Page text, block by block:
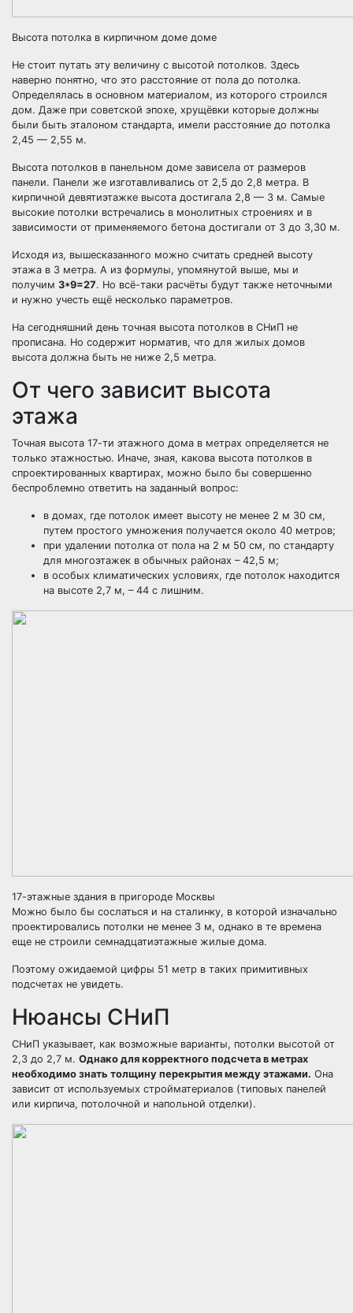
Высота потолка в кирпичном доме доме
Не стоит путать эту величину с высотой потолков. Здесь
наверно понятно, что это расстояние от пола до потолка.
Определялась в основном материалом, из которого строился
дом. Даже при советской эпохе, хрущёвки которые должны
были быть эталоном стандарта, имели расстояние до потолка
2,45 — 2,55 м.
Высота потолков в панельном доме зависела от размеров
панели. Панели же изготавливались от 2,5 до 2,8 метра. В
кирпичной девятиэтажке высота достигала 2,8 — 3 м. Самые
высокие потолки встречались в монолитных строениях и в
зависимости от применяемого бетона достигали от 3 до 3,30 м.
Исходя из, вышесказанного можно считать средней высоту
этажа в 3 метра. А из формулы, упомянутой выше, мы и
получим 3*9=27. Но всё-таки расчёты будут также неточными
и нужно учесть ещё несколько параметров.
На сегодняшний день точная высота потолков в СНиП не
прописана. Но содержит норматив, что для жилых домов
высота должна быть не ниже 2,5 метра.
От чего зависит высота
этажа
Точная высота 17-ти этажного дома в метрах определяется не
только этажностью. Иначе, зная, какова высота потолков в
спроектированных квартирах, можно было бы совершенно
беспроблемно ответить на заданный вопрос:
в домах, где потолок имеет высоту не менее 2 м 30 см,
путем простого умножения получается около 40 метров;
при удалении потолка от пола на 2 м 50 см, по стандарту
для многоэтажек в обычных районах – 42,5 м;
в особых климатических условиях, где потолок находится
на высоте 2,7 м, – 44 с лишним.
17-этажные здания в пригороде Москвы
Можно было бы сослаться и на сталинку, в которой изначально
проектировались потолки не менее 3 м, однако в те времена
еще не строили семнадцатиэтажные жилые дома.
Поэтому ожидаемой цифры 51 метр в таких примитивных
подсчетах не увидеть.
Нюансы СНиП
СНиП указывает, как возможные варианты, потолки высотой от
2,3 до 2,7 м. Однако для корректного подсчета в метрах
необходимо знать толщину перекрытия между этажами. Она
зависит от используемых стройматериалов (типовых панелей
или кирпича, потолочной и напольной отделки).